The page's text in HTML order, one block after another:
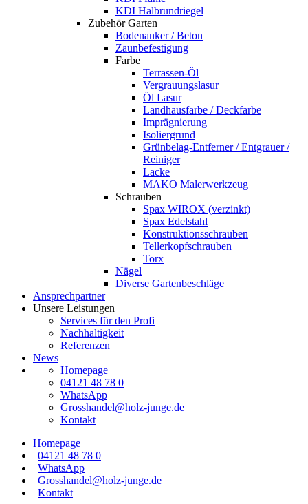
KDI Halbrundriegel
Zubehör Garten
Bodenanker / Beton
Zaunbefestigung
Farbe
Terrassen-Öl
Vergrauungslasur
Öl Lasur
Landhausfarbe / Deckfarbe
Imprägnierung
Isoliergrund
Grünbelag-Entferner / Entgrauer /
Reiniger
Lacke
MAKO Malerwerkzeug
Schrauben
Spax WIROX (verzinkt)
Spax Edelstahl
Konstruktionsschrauben
Tellerkopfschrauben
Torx
Nägel
Diverse Gartenbeschläge
Ansprechpartner
Unsere Leistungen
Services für den Profi
Nachhaltigkeit
Referenzen
News
Homepage
04121 48 78 0
WhatsApp
Grosshandel@holz-junge.de
Kontakt
Homepage
| 04121 48 78 0
| WhatsApp
| Grosshandel@holz-junge.de
| Kontakt